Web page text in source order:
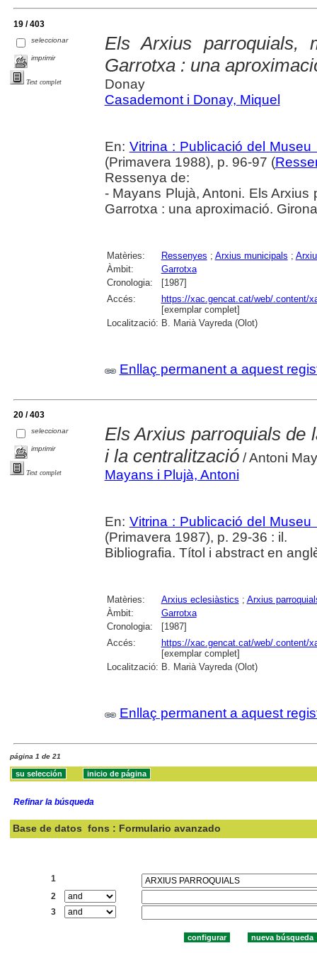
19 / 403
seleccionar
imprimir
Text complet
Els Arxius parroquials,
Garrotxa : una
Donay
Casademont i Donay, Miquel
En: Vitrina : Publicació del
(Primavera 1988), p. 96-97 (
Ressenya de:
- Mayans Plujà, Antoni. Els
Garrotxa : una aproximació.
Matèries: Ressenyes ; Arxius municipals ;
Àmbit:
Garrotxa
Cronologia:
[1987]
Accés:
https://xac.gencat.cat/web/.content/
[exemplar complet]
Localització: B. Marià Vayreda (Olot)
Enllaç permanent a aquest
20 / 403
seleccionar
imprimir
Text complet
Els Arxius parroquials de
i la centralització/ Antoni
Mayans i Plujà, Antoni
En: Vitrina : Publicació del
(Primavera 1987), p. 29-36 : il.
Bibliografia. Títol i abstract en
Matèries: Arxius eclesiàstics ; Arxius
Àmbit:
Garrotxa
Cronologia:
[1987]
Accés:
https://xac.gencat.cat/web/.content/
[exemplar complet]
Localització: B. Marià Vayreda (Olot)
Enllaç permanent a aquest
página 1 de 21
Refinar la búsqueda
Base de datos fons : Formulario avanzado
1
2
3